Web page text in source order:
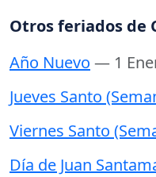
Otros feriados de
Año Nuevo — 1
Jueves Santo
Viernes Santo
Día de Juan